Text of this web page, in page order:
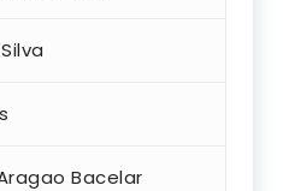
Bacelar